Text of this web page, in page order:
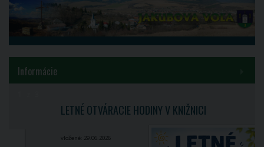
MENU
Informácie
LETNÉ OTVÁRACIE HODINY V KNIŽNICI
vložené: 29.06.2026